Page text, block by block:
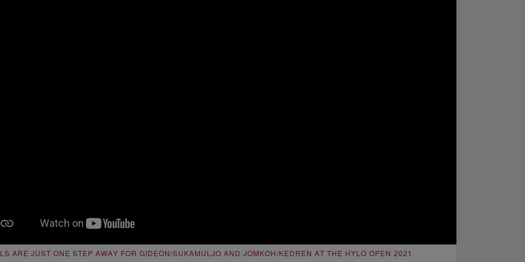
ARE JUST ONE STEP AWAY FOR GIDEON/SUKAMULJO AND JOMKOH/KEDREN AT THE HYLO OPEN 2021